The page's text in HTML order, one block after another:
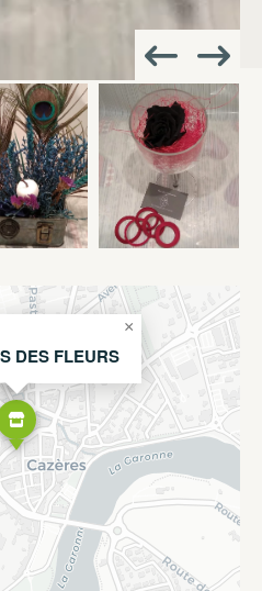
DES FLEURS
×